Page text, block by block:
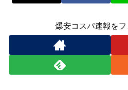
爆安コスパ速報を